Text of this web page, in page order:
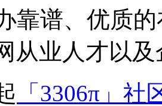
靠谱、优质
从业人才以
「3306π」社